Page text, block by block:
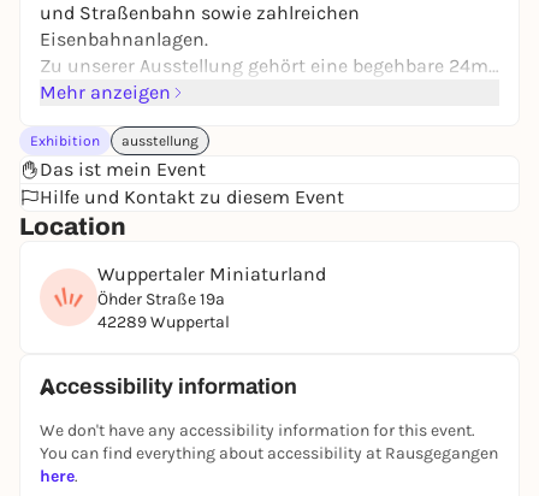
und Straßenbahn sowie zahlreichen
Eisenbahnanlagen.
Zu unserer Ausstellung gehört eine begehbare 24m
lange Schwebebahn von 1972.
In einem Büro- und Gewerbegebäude im Osten
Wuppertals in Nähe der Eisenbahn und
Schwebebahn, die sich durch das Tal der Wupper
schlängeln, wird eine Modellanlagenausstellung mit
(Spur N 1:160, Spur H0m und Spur H0, beide 1:87,
Spur G 1:22,5) aufgebaut.
typische Eisenbahnanlage aus den 1970/80er
Metallgleisen aus einem privaten Bonner
Modellbahnkeller.
Mehr anzeigen
Exhibition ausstellung
Das ist mein Event
Hilfe und Kontakt zu diesem Event
Location
Wuppertaler Miniaturland
Öhder Straße 19a
42289 Wuppertal
Accessibility information
We don't have any accessibility information for this event.
You can find everything about accessibility at Rausgegangen
here.